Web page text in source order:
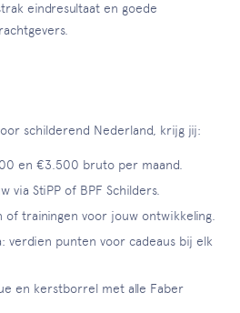
eindresultaat en goede
schilderend Nederland, krijg jij:
en €3.500 bruto per maand.
via StiPP of BPF Schilders.
of trainingen voor jouw ontwikkeling.
verdien punten voor cadeaus bij elk
en kerstborrel met alle Faber